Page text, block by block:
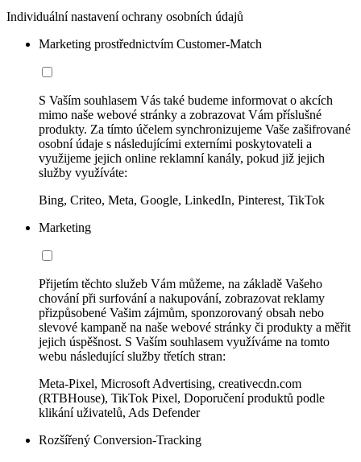
Individuální nastavení ochrany osobních údajů
Marketing prostřednictvím Customer-Match
S Vaším souhlasem Vás také budeme informovat o akcích
mimo naše webové stránky a zobrazovat Vám příslušné
produkty. Za tímto účelem synchronizujeme Vaše zašifrované
osobní údaje s následujícími externími poskytovateli a
využijeme jejich online reklamní kanály, pokud již jejich
služby využíváte:
Bing, Criteo, Meta, Google, LinkedIn, Pinterest, TikTok
Marketing
Přijetím těchto služeb Vám můžeme, na základě Vašeho
chování při surfování a nakupování, zobrazovat reklamy
přizpůsobené Vašim zájmům, sponzorovaný obsah nebo
slevové kampaně na naše webové stránky či produkty a měřit
jejich úspěšnost. S Vaším souhlasem využíváme na tomto
webu následující služby třetích stran:
Meta-Pixel, Microsoft Advertising, creativecdn.com
(RTBHouse), TikTok Pixel, Doporučení produktů podle
klikání uživatelů, Ads Defender
Rozšířený Conversion-Tracking